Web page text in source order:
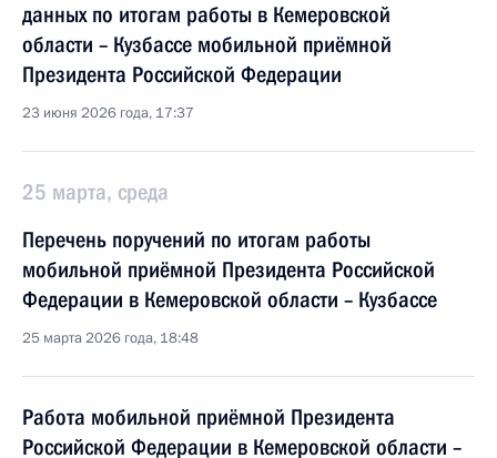
данных по итогам работы в Кемеровской
области – Кузбассе мобильной приёмной
Президента Российской Федерации
23 июня 2026 года, 17:37
25 марта, среда
Перечень поручений по итогам работы
мобильной приёмной Президента Российской
Федерации в Кемеровской области – Кузбассе
25 марта 2026 года, 18:48
Работа мобильной приёмной Президента
Российской Федерации в Кемеровской области –